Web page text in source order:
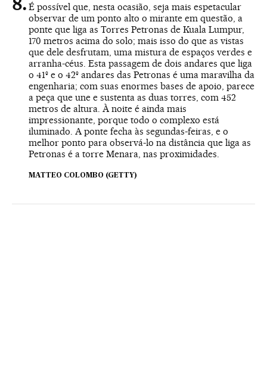
É possível que, nesta ocasião, seja mais espetacular
observar de um ponto alto o mirante em questão, a
ponte que liga as Torres Petronas de Kuala Lumpur,
170 metros acima do solo; mais isso do que as vistas
que dele desfrutam, uma mistura de espaços verdes e
arranha-céus. Esta passagem de dois andares que liga
o 41º e o 42º andares das Petronas é uma maravilha da
engenharia; com suas enormes bases de apoio, parece
a peça que une e sustenta as duas torres, com 452
metros de altura. À noite é ainda mais
impressionante, porque todo o complexo está
iluminado. A ponte fecha às segundas-feiras, e o
melhor ponto para observá-lo na distância que liga as
Petronas é a torre Menara, nas proximidades.
MATTEO COLOMBO (GETTY)